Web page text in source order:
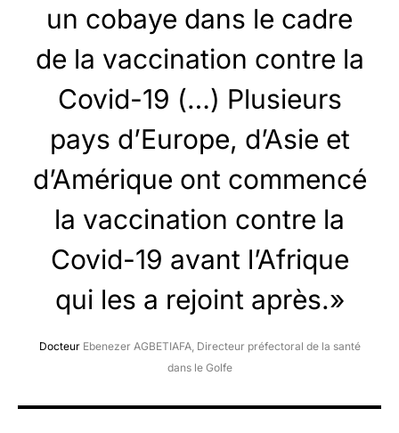
un cobaye dans le cadre
de la vaccination contre la
Covid-19 (…) Plusieurs
pays d’Europe, d’Asie et
d’Amérique ont commencé
la vaccination contre la
Covid-19 avant l’Afrique
qui les a rejoint après.»
DocteurEbenezer AGBETIAFA, Directeur préfectoral de la santé
dans le Golfe